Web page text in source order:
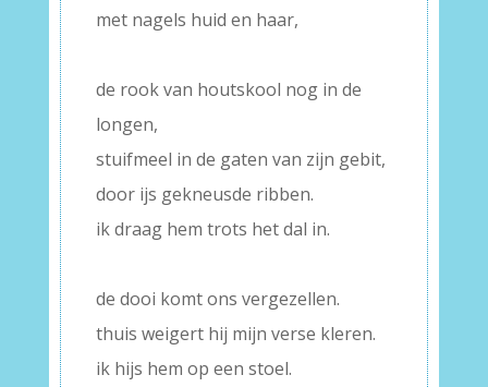
met nagels huid en haar,
de rook van houtskool nog in de
longen,
stuifmeel in de gaten van zijn gebit,
door ijs gekneusde ribben.
ik draag hem trots het dal in.
de dooi komt ons vergezellen.
thuis weigert hij mijn verse kleren.
ik hijs hem op een stoel.